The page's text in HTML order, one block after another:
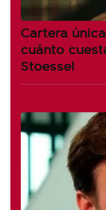
Cartera
cuánto
Stoessel